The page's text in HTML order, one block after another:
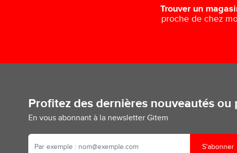
Trouver un
proche de chez
Profitez des dernières nouveautés ou
En vous abonnant à la newsletter Gitem
S'abonner